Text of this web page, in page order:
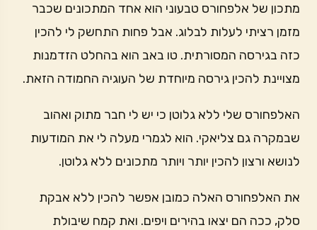
מתכון של אלפחורס טבעוני הוא אחד המתכונים שכבר
מזמן רציתי לעלות לבלוג. אבל פחות התחשק לי להכין
כזה בגירסה המסורתית. טו באב הוא בהחלט הזדמנות
מצויינת להכין גירסה מיוחדת של העוגיה החמודה הזאת.
האלפחורס שלי ללא גלוטן כי יש לי חבר מתוק ואהוב
שבמקרה גם צליאקי. הוא לגמרי מעלה לי את המודעות
לנושא ורצון להכין יותר ויותר מתכונים ללא גלוטן.
את האלפחורס האלה כמובן אפשר להכין ללא אבקת
סלק, ככה הם יצאו בהירים ויפים. ואת קמח שיבולת